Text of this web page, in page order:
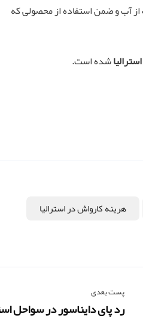
از آب و ضمن استفاده از محصولی که
شده است.
هرینه کارواش در استرالیا
پست بعدی
رد پای دایناسور در سواحل